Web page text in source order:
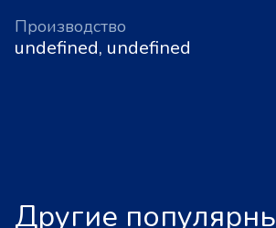
Производство
undefined, undefined
Другие